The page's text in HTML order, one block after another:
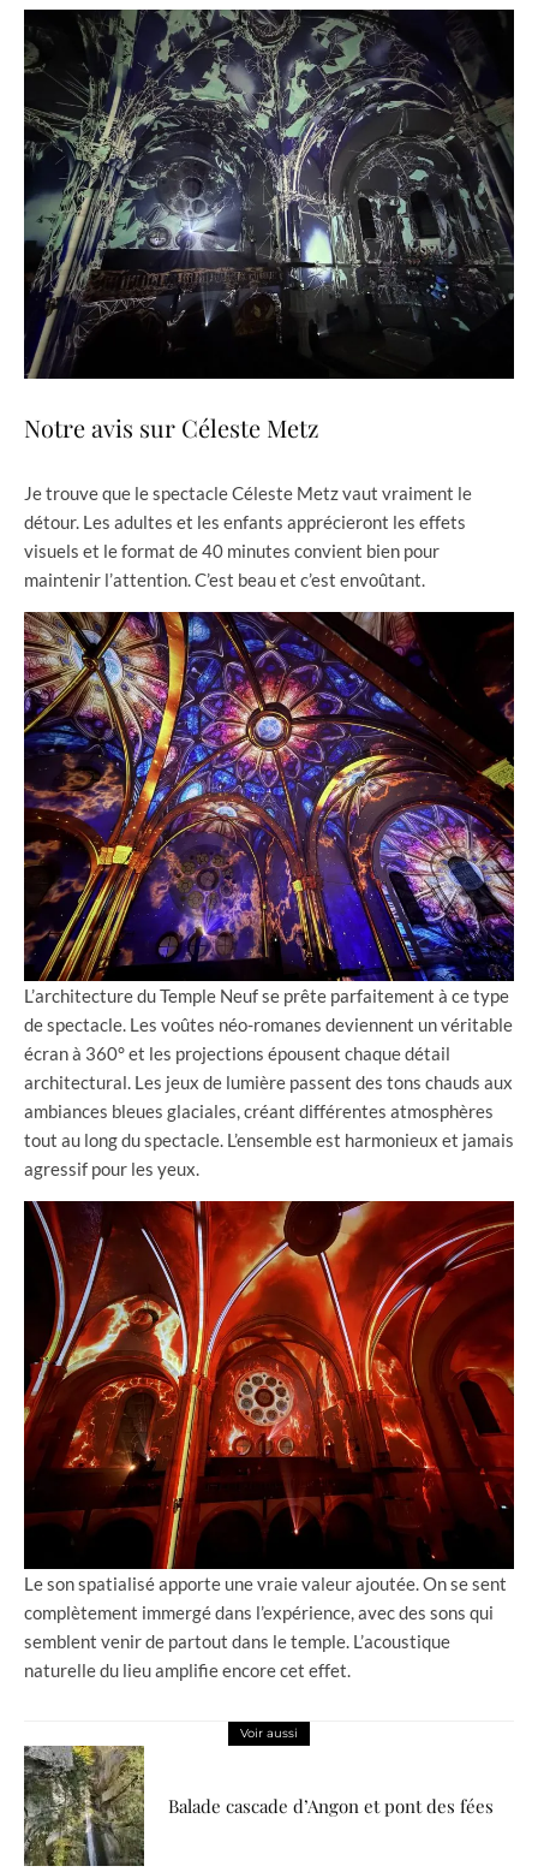
Notre avis sur Céleste Metz
Je trouve que le spectacle Céleste Metz vaut vraiment le
détour. Les adultes et les enfants apprécieront les effets
visuels et le format de 40 minutes convient bien pour
maintenir l’attention. C’est beau et c’est envoûtant.
L’architecture du Temple Neuf se prête parfaitement à ce type
de spectacle. Les voûtes néo-romanes deviennent un véritable
écran à 360° et les projections épousent chaque détail
architectural. Les jeux de lumière passent des tons chauds aux
ambiances bleues glaciales, créant différentes atmosphères
tout au long du spectacle. L’ensemble est harmonieux et jamais
agressif pour les yeux.
Le son spatialisé apporte une vraie valeur ajoutée. On se sent
complètement immergé dans l’expérience, avec des sons qui
semblent venir de partout dans le temple. L’acoustique
naturelle du lieu amplifie encore cet effet.
Voir aussi
Balade cascade d’Angon et pont des fées